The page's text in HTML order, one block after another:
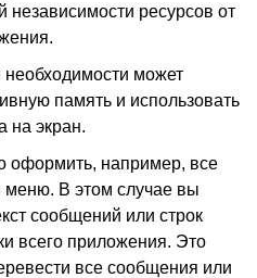
независимости ресурсов от
может
память и использовать
на экран.
оформить, например, все
меню. В этом случае вы
сообщений или строк
всего приложения. Это
все сообщения или